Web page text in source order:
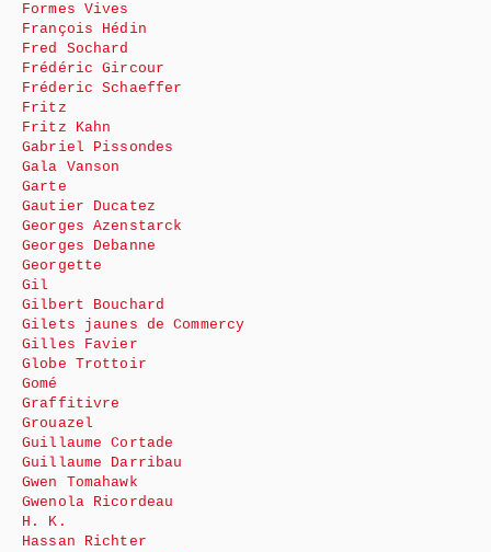
Formes Vives
François Hédin
Fred Sochard
Frédéric Gircour
Fréderic Schaeffer
Fritz
Fritz Kahn
Gabriel Pissondes
Gala Vanson
Garte
Gautier Ducatez
Georges Azenstarck
Georges Debanne
Georgette
Gil
Gilbert Bouchard
Gilets jaunes de Commercy
Gilles Favier
Globe Trottoir
Gomé
Graffitivre
Grouazel
Guillaume Cortade
Guillaume Darribau
Gwen Tomahawk
Gwenola Ricordeau
H. K.
Hassan Richter